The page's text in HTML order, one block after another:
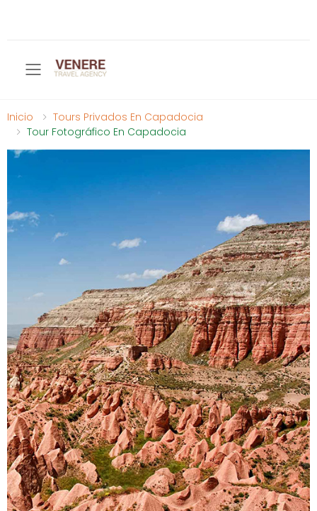
Toggle mobile menu
Inicio
Tours Privados En Capadocia
Tour Fotográfico En Capadocia